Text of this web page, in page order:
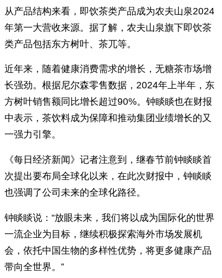
从产品结构来看，即饮茶类产品成为农夫山泉2024
年第一大营收来源。据了解，农夫山泉旗下即饮茶
类产品包括东方树叶、茶兀等。
近年来，随着健康消费需求的增长，无糖茶市场增
长强劲。根据尼尔森零售数据，2024年上半年，东
方树叶销售额同比增长超过90%。钟睒睒也在财报
中表示，茶饮料成为保障和推动集团业绩增长的又
一强力引擎。
《每日经济新闻》记者注意到，继春节前钟睒睒首
次提出要布局全球化以来，在此次财报中，钟睒睒
也强调了公司未来的全球化路径。
钟睒睒说：“放眼未来，我们将以成为国际化的世界
一流企业为目标，继续积极探索海外市场发展机
会，依托中国生物的多样性优势，将更多健康产品
带向全世界。”